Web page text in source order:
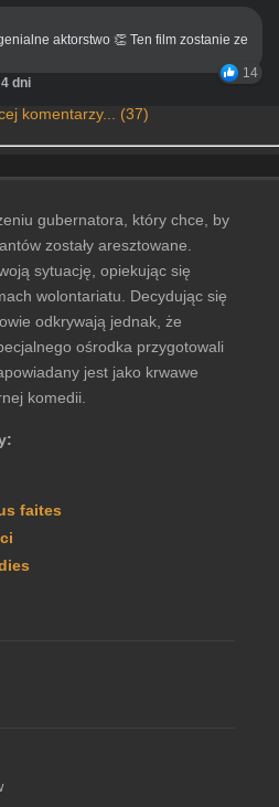
aktorstwo 👏 Ten film zostanie ze
14
4 dni
komentarzy... (37)
gubernatora, który chce, by
zostały aresztowane.
sytuację, opiekując się
wolontariatu. Decydując się
odkrywają jednak, że
ośrodka przygotowali
jest jako krwawe
komedii.
faites